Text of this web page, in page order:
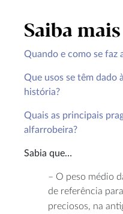
Saiba mais
Quando e como se faz
Que usos se têm dado
história?
Quais as principais
alfarrobeira?
Sabia que…
– O peso médio
de referência
preciosos, na